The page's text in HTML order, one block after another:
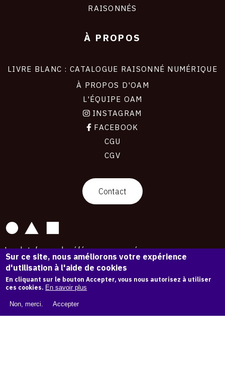
RAISONNÉS
À PROPOS
LIVRE BLANC : CATALOGUE RAISONNÉ NUMÉRIQUE
À PROPOS D'OAM
L'ÉQUIPE OAM
INSTAGRAM
FACEBOOK
CGU
CGV
Contact
La plateforme de référence pour créer,
conserver et promouvoir l'Histoire de l'Art.
Des catalogues raisonnés aux archives
d'expositions.
43 254 œuvres d'art — 7 587 expositions
Copyright © OAM 2026. Tous droits réservés.
Sur ce site, nous améliorons votre expérience
d'utilisation à l'aide de cookies
En cliquant sur le bouton Accepter, vous nous autorisez à utiliser
ces cookies. En savoir plus
Non, merci. Accepter